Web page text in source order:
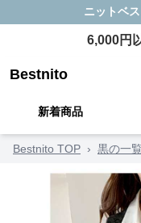
ニットベス
6,000円
Bestnito
新着商品
Bestnito TOP › 黒の一覧